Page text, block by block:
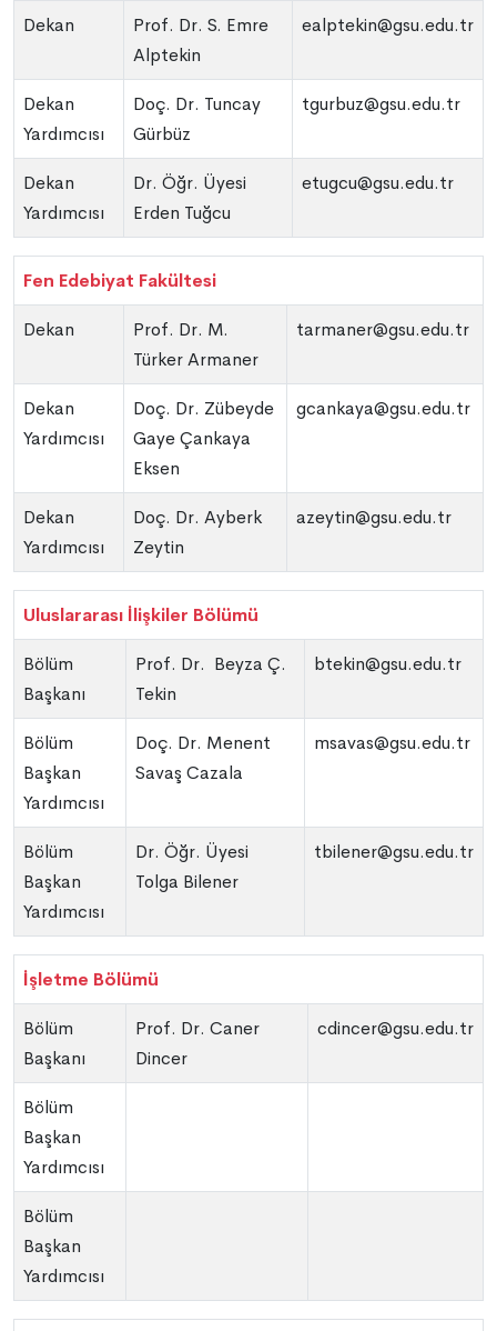
Dekan
Prof. Dr. S. Emre
Alptekin
ealptekin@gsu.edu.tr
Dekan
Yardımcısı
Doç. Dr. Tuncay
Gürbüz
tgurbuz@gsu.edu.tr
Dekan
Yardımcısı
Dr. Öğr. Üyesi
Erden Tuğcu
etugcu@gsu.edu.tr
Fen Edebiyat Fakültesi
Dekan
Prof. Dr. M.
Türker Armaner
tarmaner@gsu.edu.tr
Dekan
Yardımcısı
Doç. Dr. Zübeyde
Gaye Çankaya
Eksen
gcankaya@gsu.edu.tr
Dekan
Yardımcısı
Doç. Dr. Ayberk
Zeytin
azeytin@gsu.edu.tr
Uluslararası İlişkiler Bölümü
Bölüm
Başkanı
Prof. Dr. Beyza Ç.
Tekin
btekin@gsu.edu.tr
Bölüm
Başkan
Yardımcısı
Doç. Dr. Menent
Savaş Cazala
msavas@gsu.edu.tr
Bölüm
Başkan
Yardımcısı
Dr. Öğr. Üyesi
Tolga Bilener
tbilener@gsu.edu.tr
İşletme Bölümü
Bölüm
Başkanı
Prof. Dr. Caner
Dincer
cdincer@gsu.edu.tr
Bölüm
Başkan
Yardımcısı
Bölüm
Başkan
Yardımcısı